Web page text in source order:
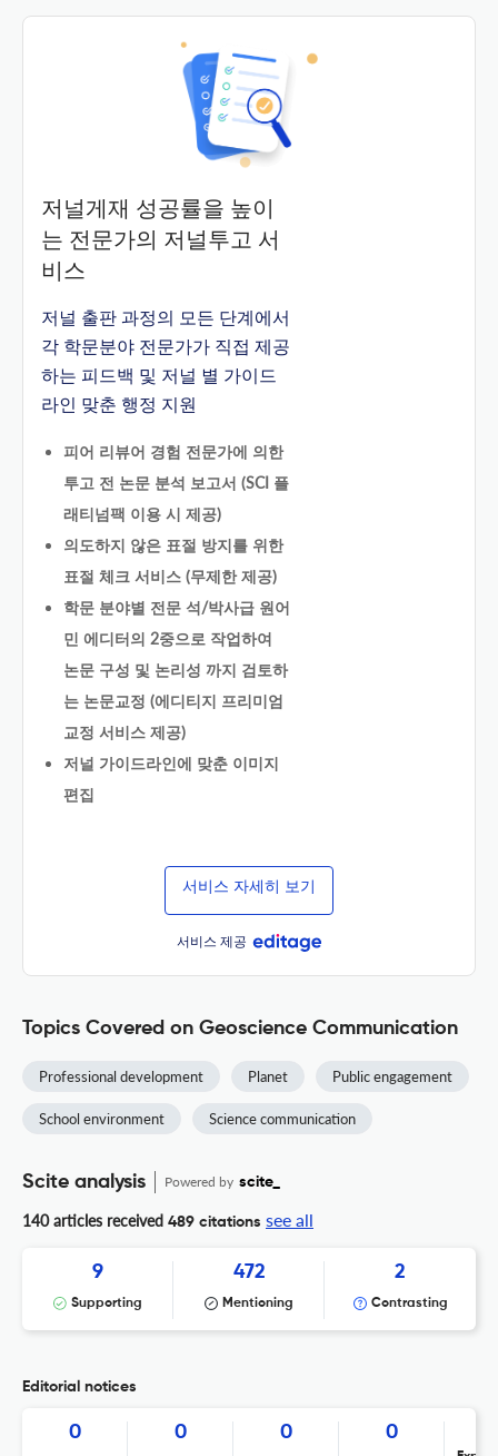
저널게재 성공률을 높이
는 전문가의 저널투고 서
비스
저널 출판 과정의 모든 단계에서
각 학문분야 전문가가 직접 제공
하는 피드백 및 저널 별 가이드
라인 맞춘 행정 지원
피어 리뷰어 경험 전문가에 의한
투고 전 논문 분석 보고서 (SCI 플
래티넘팩 이용 시 제공)
의도하지 않은 표절 방지를 위한
표절 체크 서비스 (무제한 제공)
학문 분야별 전문 석/박사급 원어
민 에디터의 2중으로 작업하여
논문 구성 및 논리성 까지 검토하
는 논문교정 (에디티지 프리미엄
교정 서비스 제공)
저널 가이드라인에 맞춘 이미지
편집
서비스 자세히 보기
서비스 제공
Topics Covered on Geoscience Communication
Professional development Planet Public engagement
School environment Science communication
Scite analysis Powered by scite_
140 articles received 489 citations see all
9
Supporting
472
Mentioning
2
Contrasting
Editorial notices
0 0 0 0